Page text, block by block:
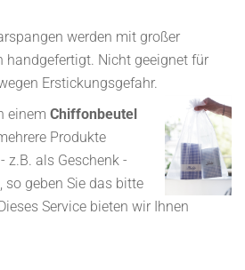
werden mit großer
handgefertigt. Nicht geeignet für
Erstickungsgefahr.
einem Chiffonbeutel
Produkte
z.B. als Geschenk -
geben Sie das bitte
Service bieten wir Ihnen